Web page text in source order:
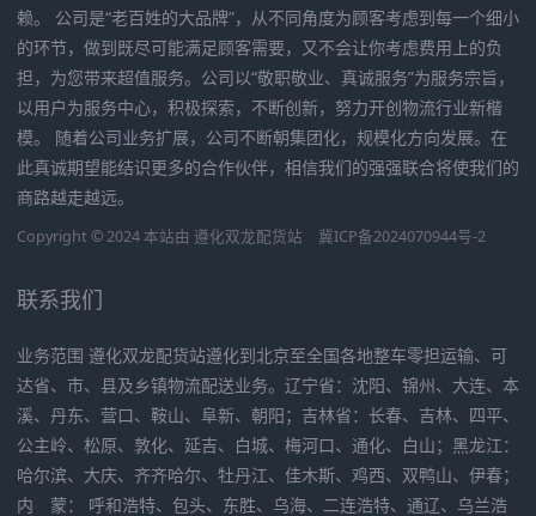
赖。 公司是“老百姓的大品牌”，从不同角度为顾客考虑到每一个细小
的环节，做到既尽可能满足顾客需要，又不会让你考虑费用上的负
担，为您带来超值服务。公司以“敬职敬业、真诚服务”为服务宗旨，
以用户为服务中心，积极探索，不断创新，努力开创物流行业新楷
模。 随着公司业务扩展，公司不断朝集团化，规模化方向发展。在
此真诚期望能结识更多的合作伙伴，相信我们的强强联合将使我们的
商路越走越远。
Copyright © 2024 本站由 遵化双龙配货站 冀ICP备2024070944号-2
联系我们
业务范围 遵化双龙配货站遵化到北京至全国各地整车零担运输、可
达省、市、县及乡镇物流配送业务。辽宁省：沈阳、锦州、大连、本
溪、丹东、营口、鞍山、阜新、朝阳；吉林省：长春、吉林、四平、
公主岭、松原、敦化、延吉、白城、梅河口、通化、白山；黑龙江：
哈尔滨、大庆、齐齐哈尔、牡丹江、佳木斯、鸡西、双鸭山、伊春；
内 蒙： 呼和浩特、包头、东胜、乌海、二连浩特、通辽、乌兰浩